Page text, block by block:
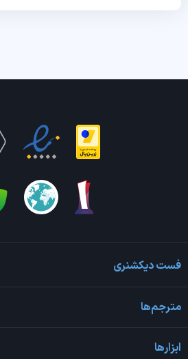
فست دیکشنری
مترجم‌ها
ابزارها